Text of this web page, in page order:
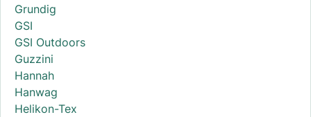
Grundig
GSI
GSI Outdoors
Guzzini
Hannah
Hanwag
Helikon-Tex